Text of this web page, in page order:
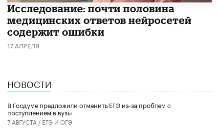
Исследование: почти половина
медицинских ответов нейросетей
содержит ошибки
17 АПРЕЛЯ
НОВОСТИ
В Госдуме предложили отменить ЕГЭ из-за проблем с
поступлением в вузы
7 АВГУСТА / ЕГЭ И ОГЭ